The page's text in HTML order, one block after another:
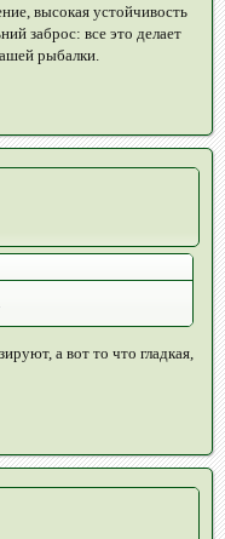
высокая устойчивость
заброс: все это делает
рыбалки.
а вот то что гладкая,